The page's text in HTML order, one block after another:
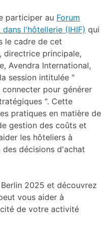
participer au Forum
l'hôtellerie (IHIF) qui
le cadre de cet
, directrice principale,
Avendra International,
session intitulée "
pour générer
". Cette
pratiques en matière de
gestion des coûts et
les hôteliers à
décisions d'achat
2025 et découvrez
vous aider à
de votre activité